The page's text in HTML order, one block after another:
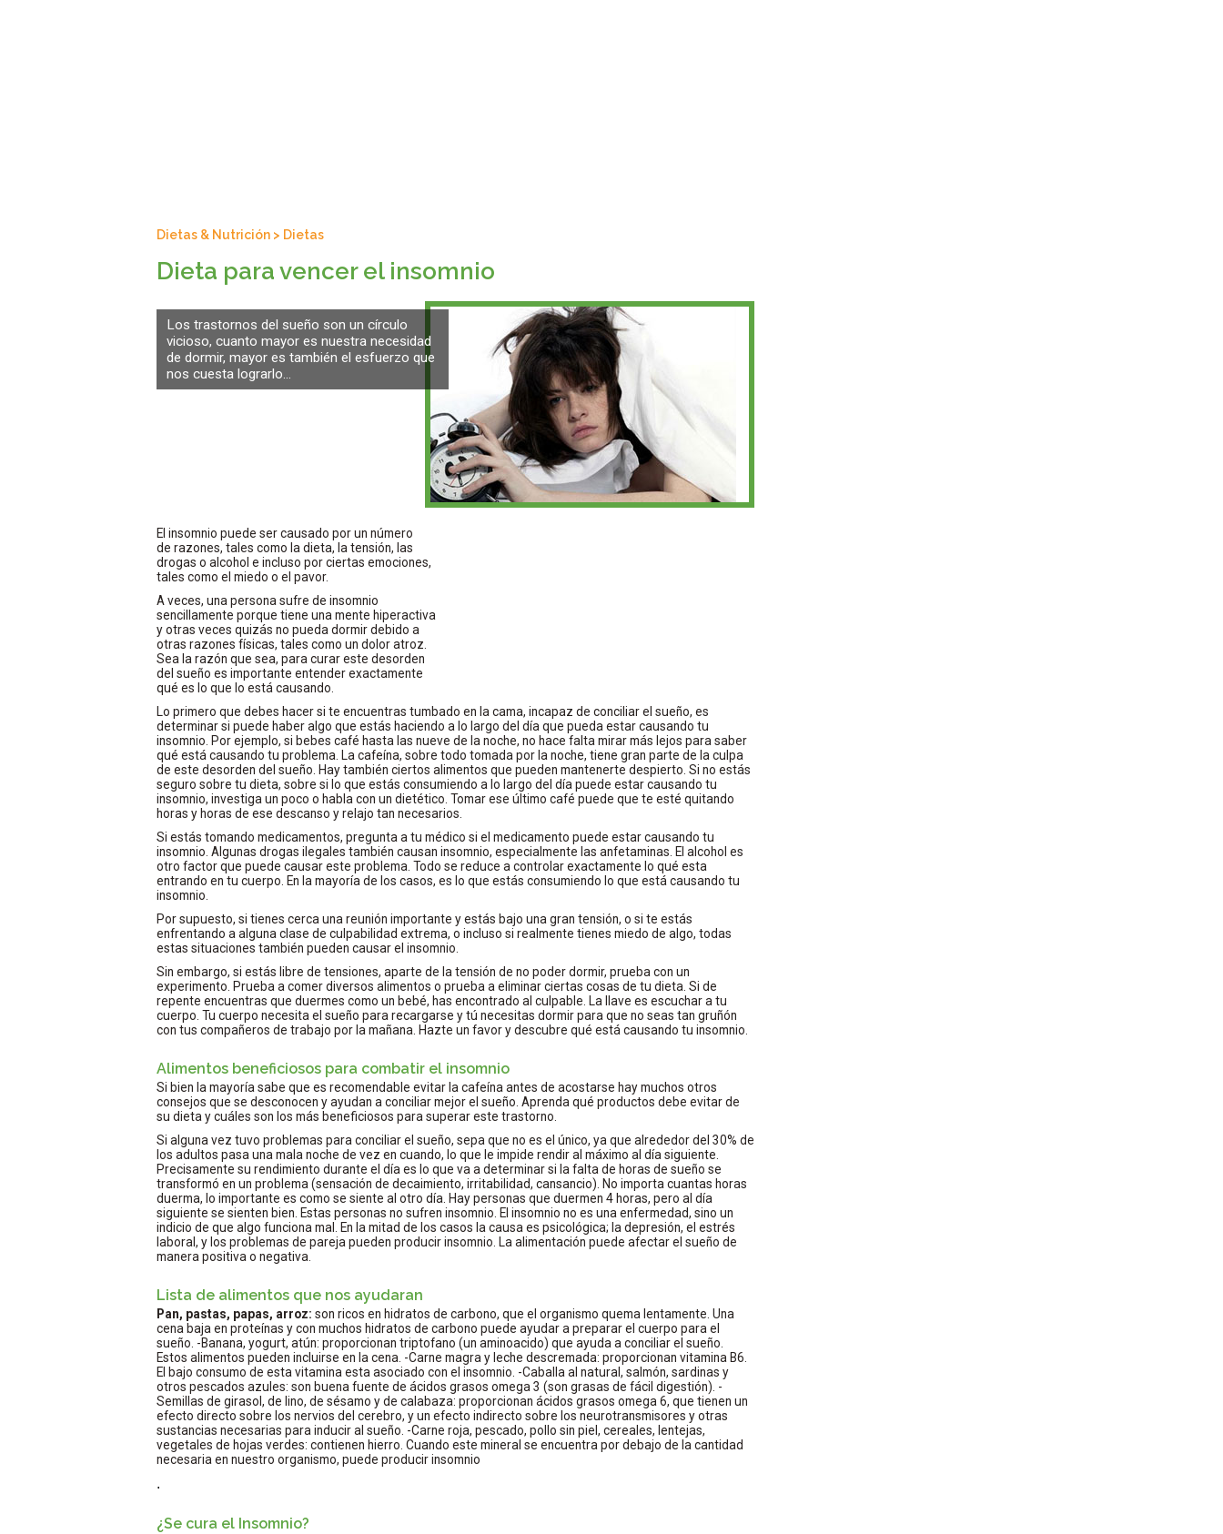
Dietas & Nutrición > Dietas
Dieta para vencer el insomnio
Los trastornos del sueño son un círculo
vicioso, cuanto mayor es nuestra necesidad
de dormir, mayor es también el esfuerzo que
nos cuesta lograrlo...
El insomnio puede ser causado por un número
de razones, tales como la dieta, la tensión, las
drogas o alcohol e incluso por ciertas emociones,
tales como el miedo o el pavor.
A veces, una persona sufre de insomnio
sencillamente porque tiene una mente hiperactiva
y otras veces quizás no pueda dormir debido a
otras razones físicas, tales como un dolor atroz.
Sea la razón que sea, para curar este desorden
del sueño es importante entender exactamente
qué es lo que lo está causando.
Lo primero que debes hacer si te encuentras tumbado en la cama, incapaz de conciliar el sueño, es
determinar si puede haber algo que estás haciendo a lo largo del día que pueda estar causando tu
insomnio. Por ejemplo, si bebes café hasta las nueve de la noche, no hace falta mirar más lejos para saber
qué está causando tu problema. La cafeína, sobre todo tomada por la noche, tiene gran parte de la culpa
de este desorden del sueño. Hay también ciertos alimentos que pueden mantenerte despierto. Si no estás
seguro sobre tu dieta, sobre si lo que estás consumiendo a lo largo del día puede estar causando tu
insomnio, investiga un poco o habla con un dietético. Tomar ese último café puede que te esté quitando
horas y horas de ese descanso y relajo tan necesarios.
Si estás tomando medicamentos, pregunta a tu médico si el medicamento puede estar causando tu
insomnio. Algunas drogas ilegales también causan insomnio, especialmente las anfetaminas. El alcohol es
otro factor que puede causar este problema. Todo se reduce a controlar exactamente lo qué esta
entrando en tu cuerpo. En la mayoría de los casos, es lo que estás consumiendo lo que está causando tu
insomnio.
Por supuesto, si tienes cerca una reunión importante y estás bajo una gran tensión, o si te estás
enfrentando a alguna clase de culpabilidad extrema, o incluso si realmente tienes miedo de algo, todas
estas situaciones también pueden causar el insomnio.
Sin embargo, si estás libre de tensiones, aparte de la tensión de no poder dormir, prueba con un
experimento. Prueba a comer diversos alimentos o prueba a eliminar ciertas cosas de tu dieta. Si de
repente encuentras que duermes como un bebé, has encontrado al culpable. La llave es escuchar a tu
cuerpo. Tu cuerpo necesita el sueño para recargarse y tú necesitas dormir para que no seas tan gruñón
con tus compañeros de trabajo por la mañana. Hazte un favor y descubre qué está causando tu insomnio.
Alimentos beneficiosos para combatir el insomnio
Si bien la mayoría sabe que es recomendable evitar la cafeína antes de acostarse hay muchos otros
consejos que se desconocen y ayudan a conciliar mejor el sueño. Aprenda qué productos debe evitar de
su dieta y cuáles son los más beneficiosos para superar este trastorno.
Si alguna vez tuvo problemas para conciliar el sueño, sepa que no es el único, ya que alrededor del 30% de
los adultos pasa una mala noche de vez en cuando, lo que le impide rendir al máximo al día siguiente.
Precisamente su rendimiento durante el día es lo que va a determinar si la falta de horas de sueño se
transformó en un problema (sensación de decaimiento, irritabilidad, cansancio). No importa cuantas horas
duerma, lo importante es como se siente al otro día. Hay personas que duermen 4 horas, pero al día
siguiente se sienten bien. Estas personas no sufren insomnio. El insomnio no es una enfermedad, sino un
indicio de que algo funciona mal. En la mitad de los casos la causa es psicológica; la depresión, el estrés
laboral, y los problemas de pareja pueden producir insomnio. La alimentación puede afectar el sueño de
manera positiva o negativa.
Lista de alimentos que nos ayudaran
Pan, pastas, papas, arroz: son ricos en hidratos de carbono, que el organismo quema lentamente. Una
cena baja en proteínas y con muchos hidratos de carbono puede ayudar a preparar el cuerpo para el
sueño. -Banana, yogurt, atún: proporcionan triptofano (un aminoacido) que ayuda a conciliar el sueño.
Estos alimentos pueden incluirse en la cena. -Carne magra y leche descremada: proporcionan vitamina B6.
El bajo consumo de esta vitamina esta asociado con el insomnio. -Caballa al natural, salmón, sardinas y
otros pescados azules: son buena fuente de ácidos grasos omega 3 (son grasas de fácil digestión). -
Semillas de girasol, de lino, de sésamo y de calabaza: proporcionan ácidos grasos omega 6, que tienen un
efecto directo sobre los nervios del cerebro, y un efecto indirecto sobre los neurotransmisores y otras
sustancias necesarias para inducir al sueño. -Carne roja, pescado, pollo sin piel, cereales, lentejas,
vegetales de hojas verdes: contienen hierro. Cuando este mineral se encuentra por debajo de la cantidad
necesaria en nuestro organismo, puede producir insomnio
.
¿Se cura el Insomnio?